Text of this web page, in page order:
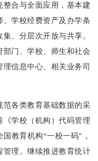
合与全面应用，基本建
学校经费资产及办学条
、分层次开放与共享。
门、学校、师生和社会
信息中心、相关业务司
各类教育基础数据的采
学校（机构）代码管理
教育机构“一校一码”，
管理。继续推进教育统计